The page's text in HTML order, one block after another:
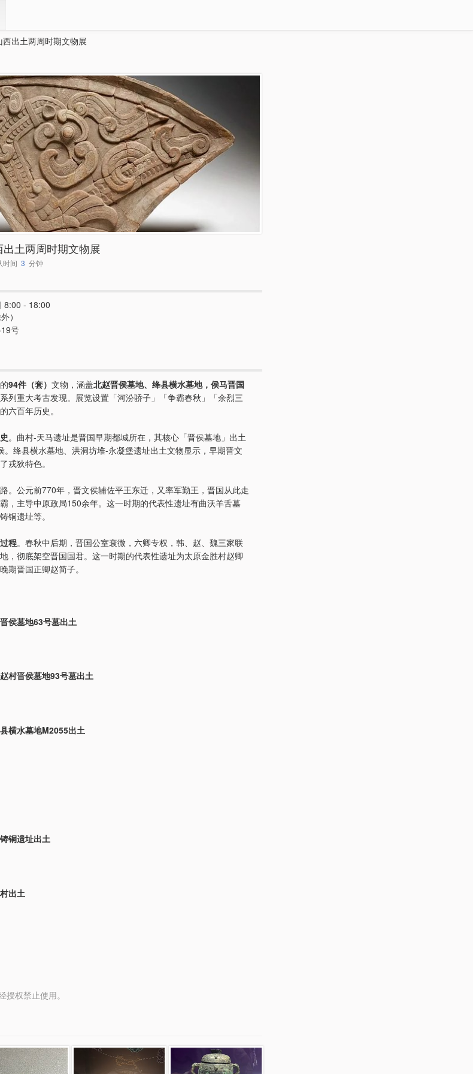
出土两周时期文物展
土两周时期文物展
时间 3 分钟
8:00 - 18:00
）
号
94件（套） 文物，涵盖北赵晋侯墓地、绛县横水墓地，侯马晋国
列重大考古发现。展览设置「河汾骄子」「争霸春秋」「余烈三
六百年历史。
。曲村-天马遗址是晋国早期都城所在，其核心「晋侯墓地」出土
绛县横水墓地、洪洞坊堆-永凝堡遗址出土文物显示，早期晋文
戎狄特色。
。公元前770年，晋文侯辅佐平王东迁，又率军勤王，晋国从此走
，主导中原政局150余年。这一时期的代表性遗址有曲沃羊舌墓
铜遗址等。
程。春秋中后期，晋国公室衰微，六卿专权，韩、赵、魏三家联
，彻底架空晋国国君。这一时期的代表性遗址为太原金胜村赵卿
期晋国正卿赵简子。
侯墓地63号墓出土
村晋侯墓地93号墓出土
横水墓地M2055出土
铜遗址出土
出土
权禁止使用。